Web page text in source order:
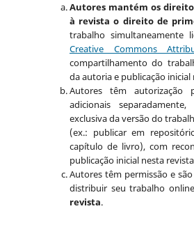
Autores mantém os
à revista o direito de
trabalho simultaneamente
Creative Commons
compartilhamento do
da autoria e publicação inicial
Autores têm autorização
adicionais
exclusiva da versão do
(ex.: publicar em
capítulo de livro), com
publicação inicial nesta
Autores têm permissão e
distribuir seu trabalho
revista.